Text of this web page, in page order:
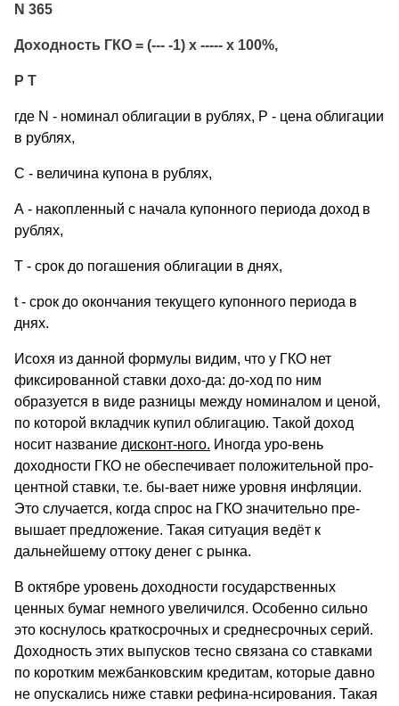
N 365
Доходность ГКО = (--- -1) х ----- х 100%,
P Т
где N - номинал облигации в рублях, Р - цена облигации
в рублях,
С - величина купона в рублях,
А - накопленный с начала купонного периода доход в
рублях,
Т - срок до погашения облигации в днях,
t - срок до окончания текущего купонного периода в
днях.
Исохя из данной формулы видим, что у ГКО нет
фиксированной ставки дохо-да: до-ход по ним
образуется в виде разницы между номиналом и ценой,
по которой вкладчик купил облигацию. Такой доход
носит название дисконт-ного. Иногда уро-вень
доходности ГКО не обеспечивает положительной про-
центной ставки, т.е. бы-вает ниже уровня инфляции.
Это случается, когда спрос на ГКО значительно пре-
вышает предложение. Такая ситуация ведёт к
дальнейшему оттоку денег с рынка.
В октябре уровень доходности государственных
ценных бумаг немного увеличился. Особенно сильно
это коснулось краткосрочных и среднесрочных серий.
Доходность этих выпусков тесно связана со ставками
по коротким межбанковским кредитам, которые давно
не опускались ниже ставки рефина-нсирования. Такая